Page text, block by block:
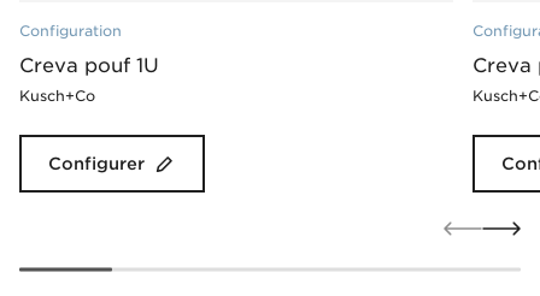
Configuration
Creva pouf 1U
Kusch+Co
Configurer
Creva